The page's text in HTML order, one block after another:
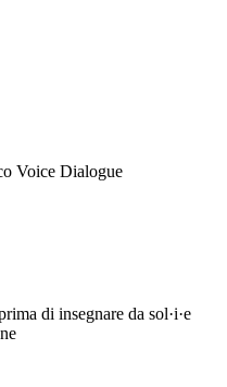
Voice Dialogue
di insegnare da sol·i·e